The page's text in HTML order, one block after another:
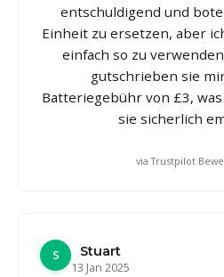
entschuldigend und
Einheit zu ersetzen, aber
einfach so zu
gutschrieben sie
Batteriegebühr von £3,
sie sicherlich
via Trustpilot
S
Stuart
13 Jan 2025